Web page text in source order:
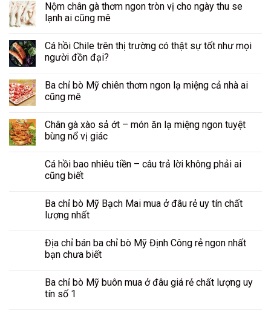
Nộm chân gà thơm ngon tròn vị cho ngày thu se
lạnh ai cũng mê
Cá hồi Chile trên thị trường có thật sự tốt như mọi
người đồn đại?
Ba chỉ bò Mỹ chiên thơm ngon lạ miệng cả nhà ai
cũng mê
Chân gà xào sả ớt – món ăn lạ miệng ngon tuyệt
bùng nổ vị giác
Cá hồi bao nhiêu tiền – câu trả lời không phải ai
cũng biết
Ba chỉ bò Mỹ Bạch Mai mua ở đâu rẻ uy tín chất
lượng nhất
Địa chỉ bán ba chỉ bò Mỹ Định Công rẻ ngon nhất
bạn chưa biết
Ba chỉ bò Mỹ buôn mua ở đâu giá rẻ chất lượng uy
tín số 1